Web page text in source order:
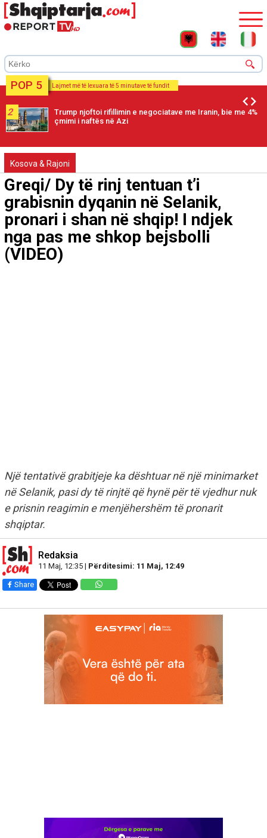
POP 5 Lajmet më të lexuara të 5 minutave të fundit
2
Trump njoftoi rifillimin e negociatave me Iranin, bie me 4%
çmimi i naftës në Azi
Kosova & Rajoni
Greqi/ Dy të rinj tentuan t’i
grabisnin dyqanin në Selanik,
pronari i shan në shqip! I ndjek
nga pas me shkop bejsbolli
(VIDEO)
Një tentativë grabitjeje ka dështuar në një minimarket
në Selanik, pasi dy të rinjtë që hynë për të vjedhur nuk
e prisnin reagimin e menjëhershëm të pronarit
shqiptar.
Redaksia
11 Maj, 12:35 | Përditesimi: 11 Maj, 12:49
Share